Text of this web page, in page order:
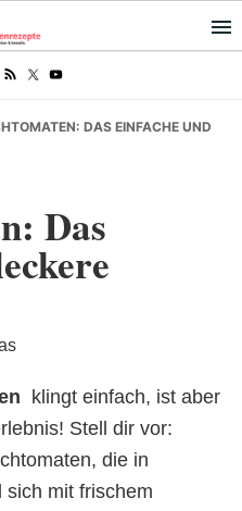
DAS EINFACHE UND
Das
 klingt einfach, ist aber
Stell dir vor:
die in
sich mit frischem